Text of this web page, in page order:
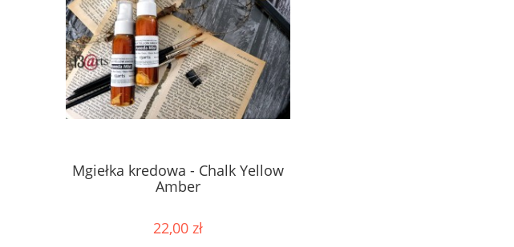
Mgiełka kredowa - Chalk Yellow
Amber
22,00 zł